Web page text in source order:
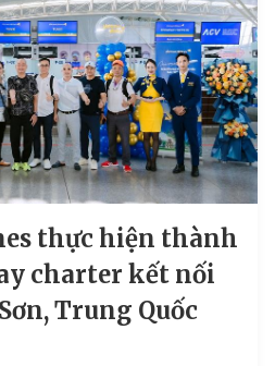
thực hiện thành
charter kết nối
Trung Quốc